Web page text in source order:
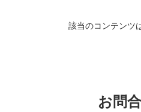
該当のコンテンツ
お問